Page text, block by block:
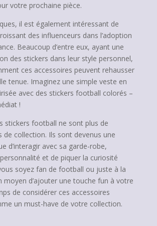
votre prochaine pièce.
il est également intéressant de
des influenceurs dans l’adoption
Beaucoup d’entre eux, ayant une
des stickers dans leur style personnel,
ces accessoires peuvent rehausser
tenue. Imaginez une simple veste en
avec des stickers football colorés –
!
stickers football ne sont plus de
de collection. Ils sont devenus une
d’interagir avec sa garde-robe,
personnalité et de piquer la curiosité
soyez fan de football ou juste à la
moyen d’ajouter une touche fun à votre
de considérer ces accessoires
un must-have de votre collection.